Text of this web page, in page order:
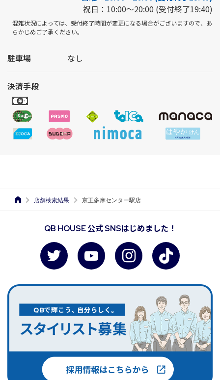
店舗検索結果 京王多摩センター駅店
祝日：10:00～20:00 (受付終了19:40)
混雑状況によっては、受付終了時間が変更になる場合がございますので、あ
らかじめご了承ください。
駐車場 なし
決済手段
QB HOUSE 公式 SNSはじめました！